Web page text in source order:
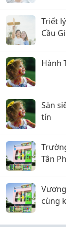
Triết
Cầu
Hành
Săn
tín
Tân
cùng